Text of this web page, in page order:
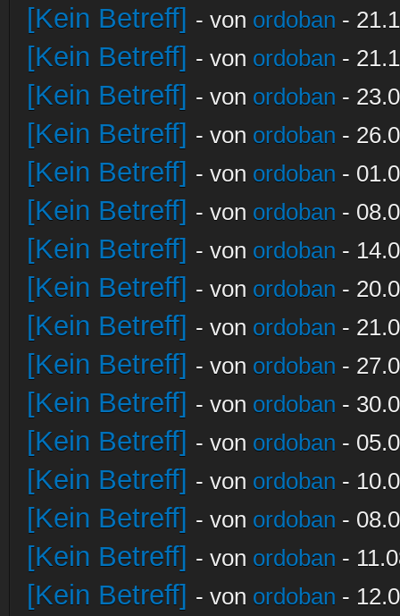
[Kein Betreff] - von ordoban -
[Kein Betreff] - von ordoban -
[Kein Betreff] - von ordoban -
[Kein Betreff] - von ordoban -
[Kein Betreff] - von ordoban -
[Kein Betreff] - von ordoban -
[Kein Betreff] - von ordoban -
[Kein Betreff] - von ordoban -
[Kein Betreff] - von ordoban -
[Kein Betreff] - von ordoban -
[Kein Betreff] - von ordoban -
[Kein Betreff] - von ordoban -
[Kein Betreff] - von ordoban -
[Kein Betreff] - von ordoban -
[Kein Betreff] - von ordoban -
[Kein Betreff] - von ordoban -